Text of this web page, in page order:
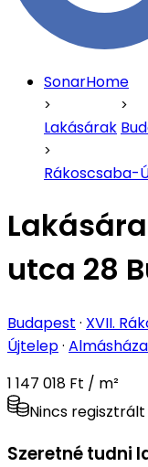
SonarHome
Lakásárak
Rákoscsaba-
utca 28
Budapest · XVII.
Újtelep·
1 147 018 Ft / m²
Nincs
Szeretné tudni